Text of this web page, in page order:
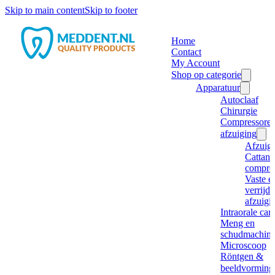
Skip to main contentSkip to footer
Home
Contact
My Account
Shop op categorie
Apparatuur
Autoclaaf
Chirurgie
afzuiging
Cattani
Vaste
Intraorale
Meng en
Microscoop
Röntgen &
beeldvorming